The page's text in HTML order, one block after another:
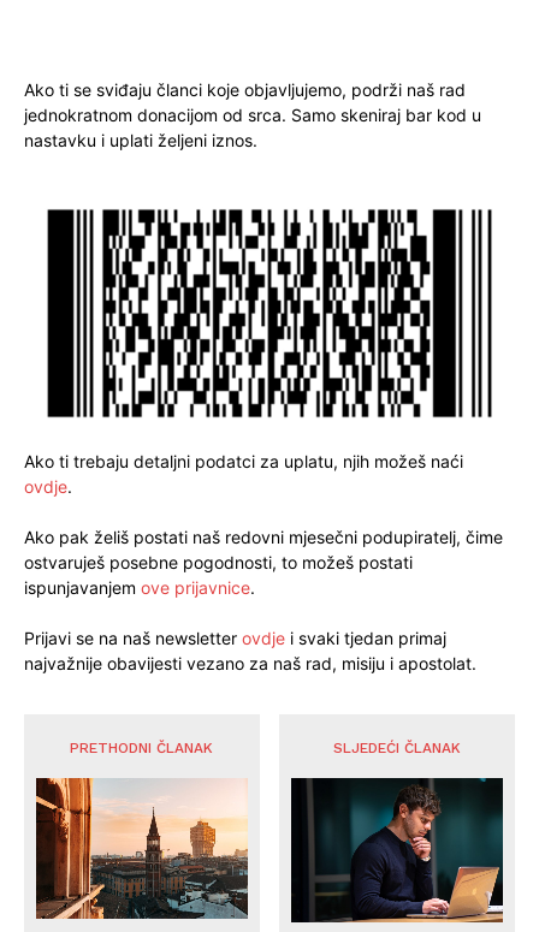
Ako ti se sviđaju članci koje objavljujemo, podrži naš rad
jednokratnom donacijom od srca. Samo skeniraj bar kod u
nastavku i uplati željeni iznos.
Ako ti trebaju detaljni podatci za uplatu, njih možeš naći
ovdje.
Ako pak želiš postati naš redovni mjesečni podupiratelj, čime
ostvaruješ posebne pogodnosti, to možeš postati
ispunjavanjem ove prijavnice.
Prijavi se na naš newsletter ovdje i svaki tjedan primaj
najvažnije obavijesti vezano za naš rad, misiju i apostolat.
PRETHODNI ČLANAK SLJEDEĆI ČLANAK